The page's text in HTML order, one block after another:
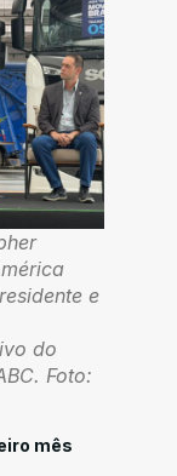
e
do
Foto:
mês